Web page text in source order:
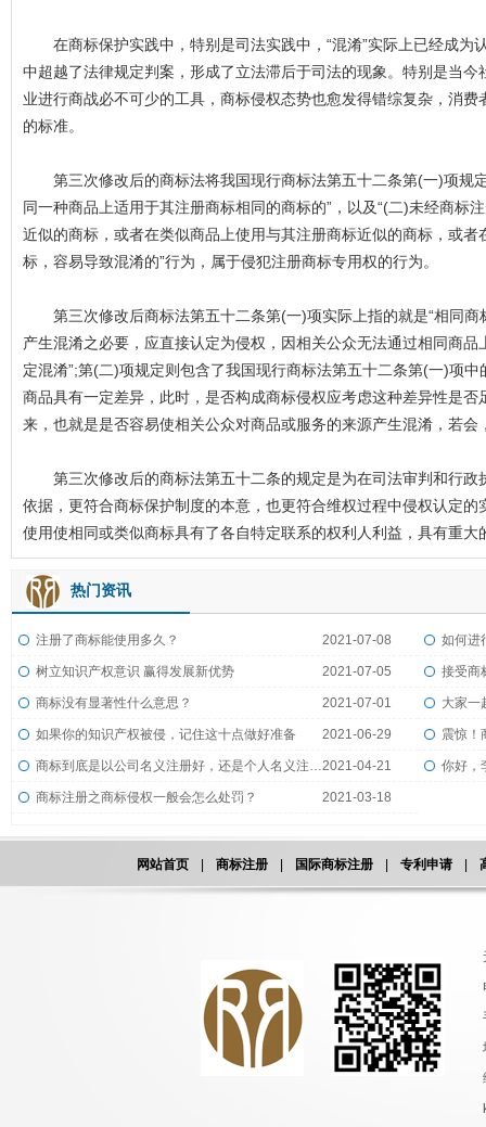
在商标保护实践中，特别是司法实践中，“混淆”实际上已经成为
中超越了法律规定判案，形成了立法滞后于司法的现象。特别是当
业进行商战必不可少的工具，商标侵权态势也愈发得错综复杂，消
的标准。
第三次修改后的商标法将我国现行商标法第五十二条第(一)项规
同一种商品上适用于其注册商标相同的商标的”，以及“(二)未经商标
近似的商标，或者在类似商品上使用与其注册商标近似的商标，或
标，容易导致混淆的”行为，属于侵犯注册商标专用权的行为。
第三次修改后商标法第五十二条第(一)项实际上指的就是“相同商
产生混淆之必要，应直接认定为侵权，因相关公众无法通过相同商
定混淆”;第(二)项规定则包含了我国现行商标法第五十二条第(一)项
商品具有一定差异，此时，是否构成商标侵权应考虑这种差异性是
来，也就是是否容易使相关公众对商品或服务的来源产生混淆，若
第三次修改后的商标法第五十二条的规定是为在司法审判和行政
依据，更符合商标保护制度的本意，也更符合维权过程中侵权认定
使用使相同或类似商标具有了各自特定联系的权利人利益，具有重大
热门资讯
注册了商标能使用多久？ 2021-07-08 如何进
树立知识产权意识 赢得发展新优势 2021-07-05 接受商
商标没有显著性什么意思？ 2021-07-01 大家一
如果你的知识产权被侵，记住这十点做好准备 2021-06-29 震惊！
商标到底是以公司名义注册好，还是个人名义注册好？2021-04-21
商标注册之商标侵权一般会怎么处罚？ 2021-03-18
网站首页 商标注册 国际商标注册 专利申请